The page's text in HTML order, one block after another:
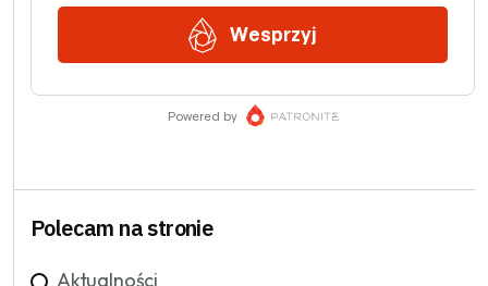
Polecam na stronie
Aktualności